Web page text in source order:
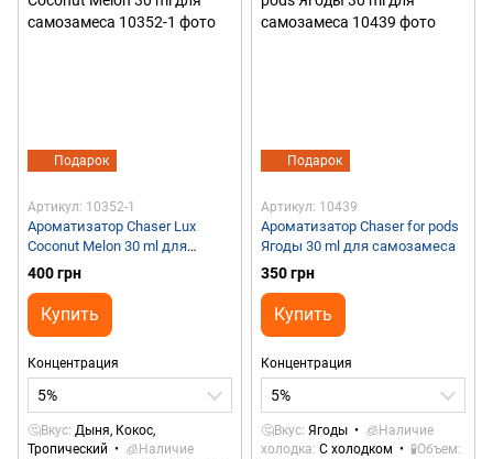
Подарок
Артикул: 10352-1
Ароматизатор Chaser Lux
Coconut Melon 30 ml для
самозамеса
400 грн
Купить
Концентрация
5%
🤔Вкус Дыня, Кокос,
Тропический
🧊Наличие
Подарок
Артикул: 10439
Ароматизатор Chaser for pods
Ягоды 30 ml для самозамеса
350 грн
Купить
Концентрация
5%
🤔Вкус Ягоды
🧊Наличие
холодка С холодком
🧪Объем